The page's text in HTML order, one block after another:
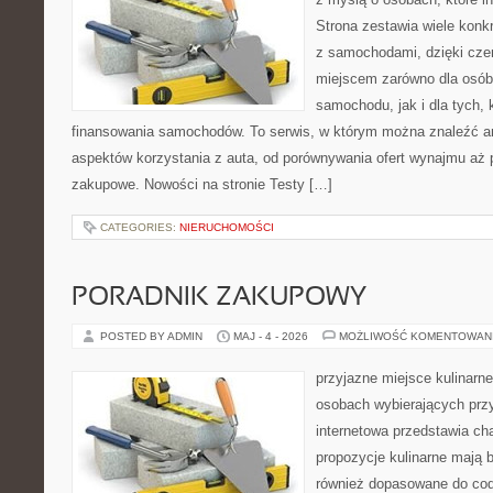
Strona zestawia wiele
z samochodami, dzięki
miejscem zarówno dla
samochodu, jak i dla tych,
finansowania samochodów. To serwis, w którym można znaleźć
aspektów korzystania z auta, od porównywania ofert wynajmu aż
zakupowe. Nowości na stronie Testy […]
CATEGORIES: NIERUCHOMOŚCI
PORADNIK ZAKUPOWY
POSTED BY ADMIN MAJ - 4 - 2026 MOŻLIWOŚĆ
przyjazne miejsce
osobach wybierających
internetowa przedstawia
propozycje kulinarne mają
również dopasowane do